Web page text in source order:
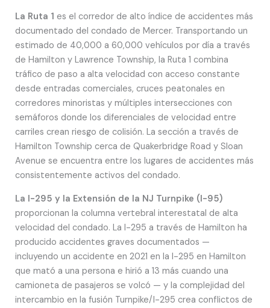
La Ruta 1 es el corredor de alto índice de accidentes más
documentado del condado de Mercer. Transportando un
estimado de 40,000 a 60,000 vehículos por día a través
de Hamilton y Lawrence Township, la Ruta 1 combina
tráfico de paso a alta velocidad con acceso constante
desde entradas comerciales, cruces peatonales en
corredores minoristas y múltiples intersecciones con
semáforos donde los diferenciales de velocidad entre
carriles crean riesgo de colisión. La sección a través de
Hamilton Township cerca de Quakerbridge Road y Sloan
Avenue se encuentra entre los lugares de accidentes más
consistentemente activos del condado.
La I-295 y la Extensión de la NJ Turnpike (I-95)
proporcionan la columna vertebral interestatal de alta
velocidad del condado. La I-295 a través de Hamilton ha
producido accidentes graves documentados —
incluyendo un accidente en 2021 en la I-295 en Hamilton
que mató a una persona e hirió a 13 más cuando una
camioneta de pasajeros se volcó — y la complejidad del
intercambio en la fusión Turnpike/I-295 crea conflictos de